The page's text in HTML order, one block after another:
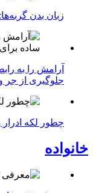
زبان بدن
آرامش را به
جلوگیری از جر
چطور لکه
خانواده